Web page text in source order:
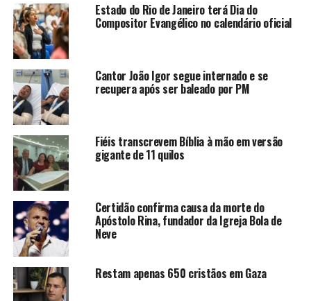
Estado do Rio de Janeiro terá Dia do
Compositor Evangélico no calendário oficial
Cantor João Igor segue internado e se
recupera após ser baleado por PM
Fiéis transcrevem Bíblia à mão em versão
gigante de 11 quilos
Certidão confirma causa da morte do
Apóstolo Rina, fundador da Igreja Bola de
Neve
Restam apenas 650 cristãos em Gaza